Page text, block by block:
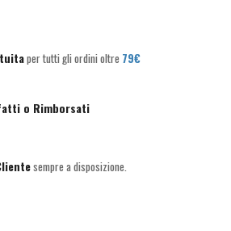
per tutti gli ordini oltre 79€
o Rimborsati
sempre a disposizione.